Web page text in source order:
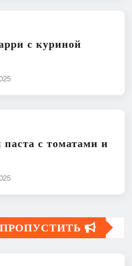
с куриной
с томатами и